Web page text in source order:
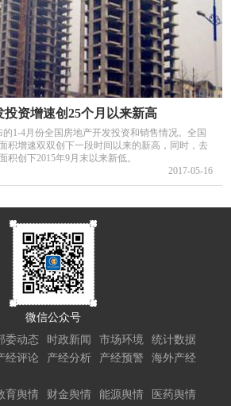
资增速创25个月以来新高
1-4月份全国房地产开发投资和销售情况。全国
积增速双双创下一段时间以来的新高，同时，去
积创下2015年9月末以来新低。
2017-05-16
微信公众号
委动态 时政新闻 市场环境
统计数据
经评论 产经分析 产经预警
海外产经
育舆情 财金舆情 能源舆情
医药舆情